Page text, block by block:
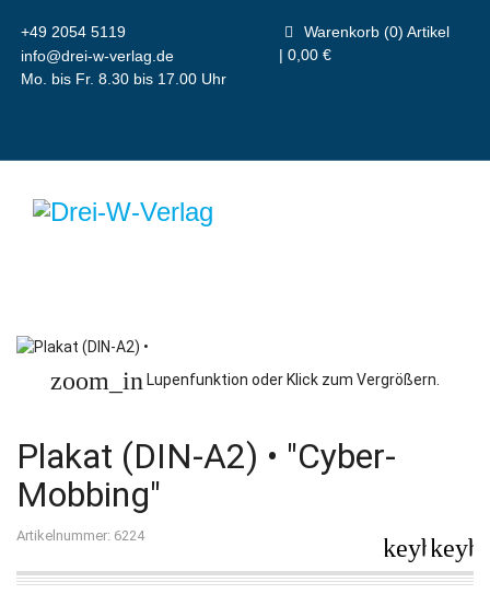
+49 2054 5119
info@drei-w-verlag.de
Mo. bis Fr. 8.30 bis 17.00 Uhr
Warenkorb (0) Artikel
| 0,00 €
zoom_in Lupenfunktion oder Klick zum Vergrößern.
Plakat (DIN-A2) • "Cyber-
Mobbing"
Artikelnummer: 6224